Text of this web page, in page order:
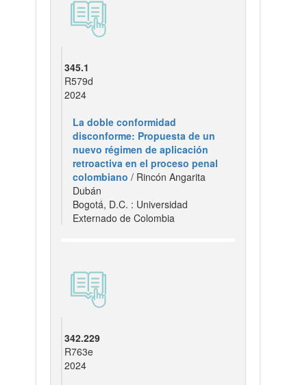
345.1
R579d
2024
La doble conformidad
disconforme: Propuesta de un
nuevo régimen de aplicación
retroactiva en el proceso penal
colombiano / Rincón Angarita
Dubán
Bogotá, D.C. : Universidad
Externado de Colombia
342.229
R763e
2024